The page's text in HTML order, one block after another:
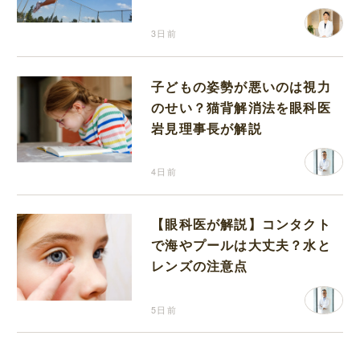
3日前
子どもの姿勢が悪いのは視力
のせい？猫背解消法を眼科医
岩見理事長が解説
4日前
【眼科医が解説】コンタクト
で海やプールは大丈夫？水と
レンズの注意点
5日前